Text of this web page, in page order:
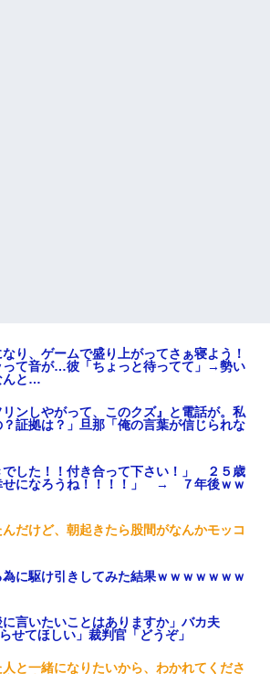
り、ゲームで盛り上がってさぁ寝よう！
って音が…彼「ちょっと待ってて」→勢い
んと…
ンしやがって、このクズ』と電話が。私
？証拠は？」旦那「俺の言葉が信じられな
でした！！付き合って下さい！」 ２５歳
せになろうね！！！！」 → ７年後ｗｗ
だけど、朝起きたら股間がなんかモッコ
に駆け引きしてみた結果ｗｗｗｗｗｗｗ
言いたいことはありますか」バカ夫
せてほしい」裁判官「どうぞ」
と一緒になりたいから、わかれてくださ